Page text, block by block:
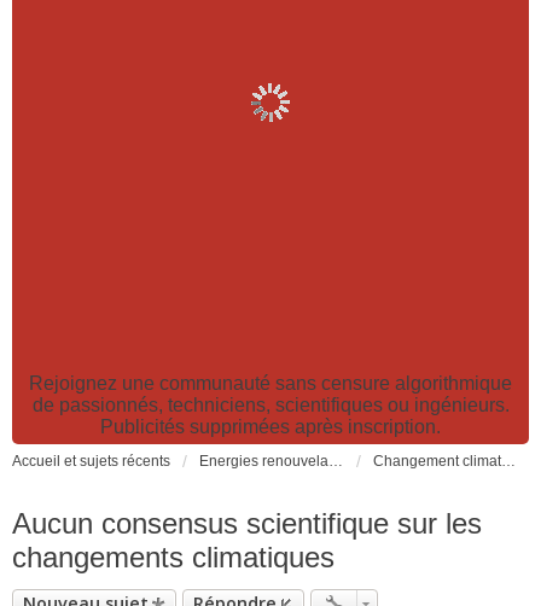
Rejoignez une communauté sans censure algorithmique
de passionnés, techniciens, scientifiques ou ingénieurs.
Publicités supprimées après inscription.
Accueil et sujets récents Energies renouvelables et fossiles, énergie solaire, biocarburants et changement climatique Changement climatique: CO2, réchauffement, effet de serre...
Aucun consensus scientifique sur les
changements climatiques